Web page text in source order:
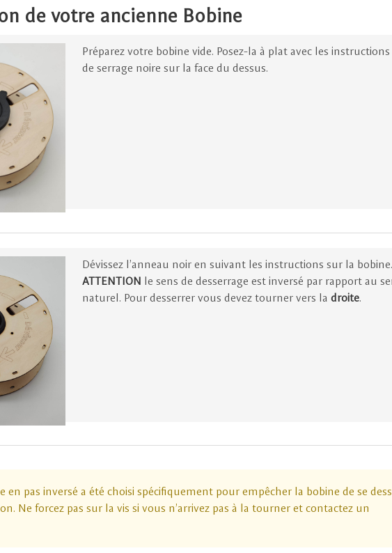
de votre ancienne Bobine
Préparez votre bobine vide. Posez-la à plat avec les
de serrage noire sur la face du dessus.
Dévissez l’anneau noir en suivant les instructions sur la bobine.
ATTENTION le sens de desserrage est inversé par rapport au
naturel. Pour desserrer vous devez tourner vers la droite.
en pas inversé a été choisi spécifiquement pour empêcher la bobine de se
Ne forcez pas sur la vis si vous n’arrivez pas à la tourner et contactez un